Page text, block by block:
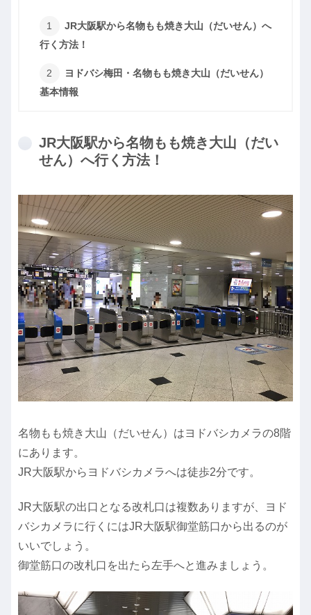
JR大阪駅から名物もも焼き大山（だいせん）へ
行く方法！
ヨドバシ梅田・名物もも焼き大山（だいせん）
基本情報
JR大阪駅から名物もも焼き大山（だい
せん）へ行く方法！
名物もも焼き大山（だいせん）はヨドバシカメラの8階
にあります。
JR大阪駅からヨドバシカメラへは徒歩2分です。
JR大阪駅の出口となる改札口は複数ありますが、ヨド
バシカメラに行くにはJR大阪駅御堂筋口から出るのが
いいでしょう。
御堂筋口の改札口を出たら左手へと進みましょう。